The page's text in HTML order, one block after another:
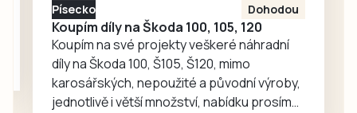
Písecko Dohodou
Koupím díly na Škoda 100, 105, 120
Koupím na své projekty veškeré náhradní
díly na Škoda 100, Š105, Š120, mimo
karosářských, nepoužité a původní výroby,
jednotlivě i větší množství, nabídku prosím